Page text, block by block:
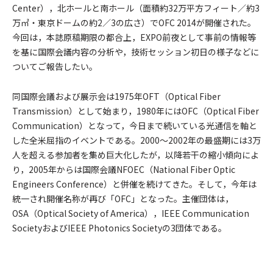
Center），北ホールと南ホール（面積約32万平方フィート／約3
万㎡・東京ドームの約2／3の広さ）でOFC 2014が開催された。
今回は，本誌原稿期限の都合上，EXPO前夜として事前の情報等
を基に国際会議内容の分析や，技術セッション初日の様子などに
ついてご報告したい。
同国際会議および展示会は1975年OFT（Optical Fiber
Transmission）として始まり，1980年にはOFC（Optical Fiber
Communication）となって，今日まで続いている光通信を軸と
した全米屈指のイベントである。2000～2002年の最盛期には3万
人を超える参加者を集め巨大化したが，以降若干の縮小傾向によ
り，2005年からは国際会議NFOEC（National Fiber Optic
Engineers Conference）と併催を続けてきた。そして，今年は
統一され開催名称が再び「OFC」となった。主催団体は，
OSA（Optical Society of America），IEEE Communication
SocietyおよびIEEE Photonics Societyの3団体である。